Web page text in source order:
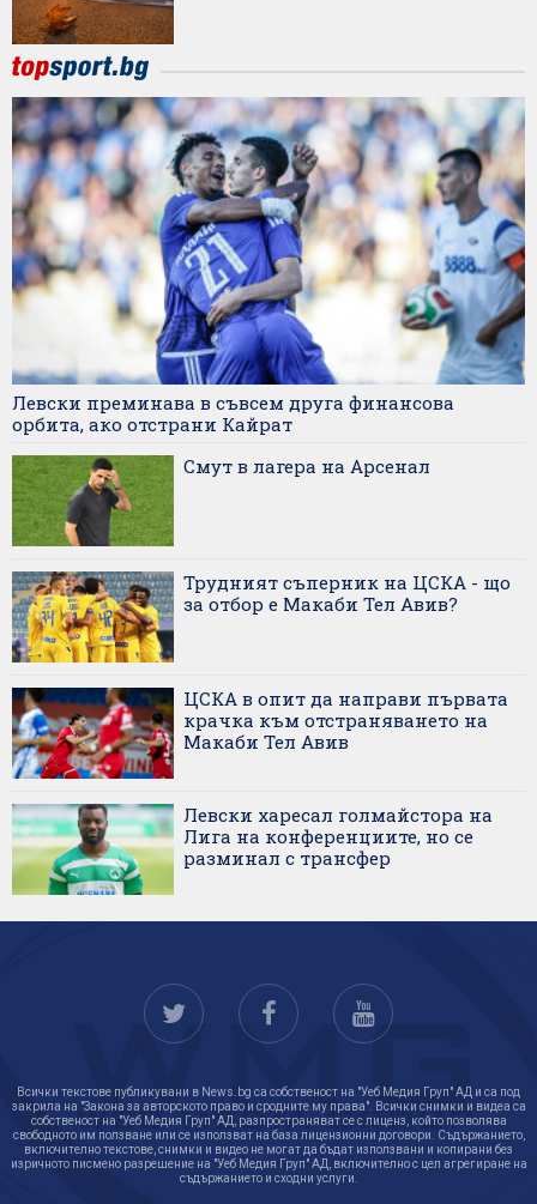
Левски преминава в съвсем друга финансова
орбита, ако отстрани Кайрат
Смут в лагера на Арсенал
Трудният съперник на ЦСКА - що
за отбор е Макаби Тел Авив?
ЦСКА в опит да направи първата
крачка към отстраняването на
Макаби Тел Авив
Левски харесал голмайстора на
Лига на конференциите, но се
разминал с трансфер
Всички текстове публикувани в News.bg са собственост на "Уеб Медия Груп" АД и са под
закрила на "Закона за авторското право и сродните му права". Всички снимки и видеа са
собственост на "Уеб Медия Груп" АД, разпространяват се с лиценз, който позволява
свободното им ползване или се използват на база лицензионни договори. Съдържанието,
включително текстове, снимки и видео не могат да бъдат използвани и копирани без
изричното писмено разрешение на "Уеб Медия Груп" АД, включително с цел агрегиране на
съдържанието и сходни услуги.